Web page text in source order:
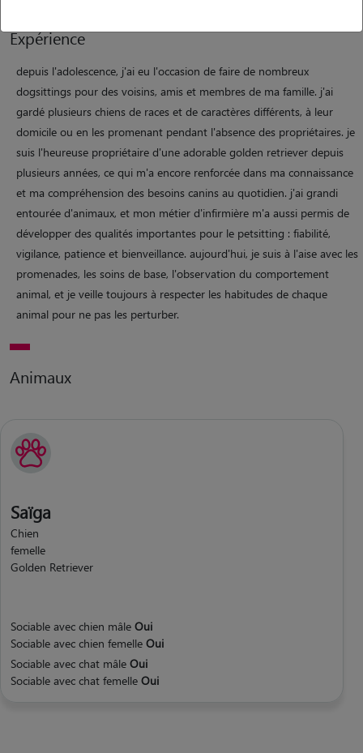
Expérience
depuis l'adolescence, j'ai eu l'occasion de faire de nombreux
dogsittings pour des voisins, amis et membres de ma famille. j'ai
gardé plusieurs chiens de races et de caractères différents, à leur
domicile ou en les promenant pendant l'absence des propriétaires. je
suis l'heureuse propriétaire d'une adorable golden retriever depuis
plusieurs années, ce qui m'a encore renforcée dans ma connaissance
et ma compréhension des besoins canins au quotidien. j'ai grandi
entourée d'animaux, et mon métier d'infirmière m'a aussi permis de
développer des qualités importantes pour le petsitting : fiabilité,
vigilance, patience et bienveillance. aujourd'hui, je suis à l'aise avec les
promenades, les soins de base, l'observation du comportement
animal, et je veille toujours à respecter les habitudes de chaque
animal pour ne pas les perturber.
Animaux
Saïga
Chien
femelle
Golden Retriever
Sociable avec chien mâle Oui
Sociable avec chien femelle Oui
Sociable avec chat mâle Oui
Sociable avec chat femelle Oui